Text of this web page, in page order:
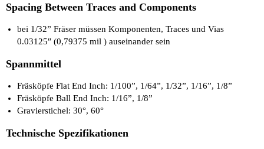
Spacing Between Traces and Components
bei 1/32” Fräser müssen Komponenten, Traces und Vias
0.03125″ (0,79375 mil ) auseinander sein
Spannmittel
Fräsköpfe Flat End Inch: 1/100”, 1/64”, 1/32”, 1/16”, 1/8”
Fräsköpfe Ball End Inch: 1/16”, 1/8”
Gravierstichel: 30°, 60°
Technische Spezifikationen